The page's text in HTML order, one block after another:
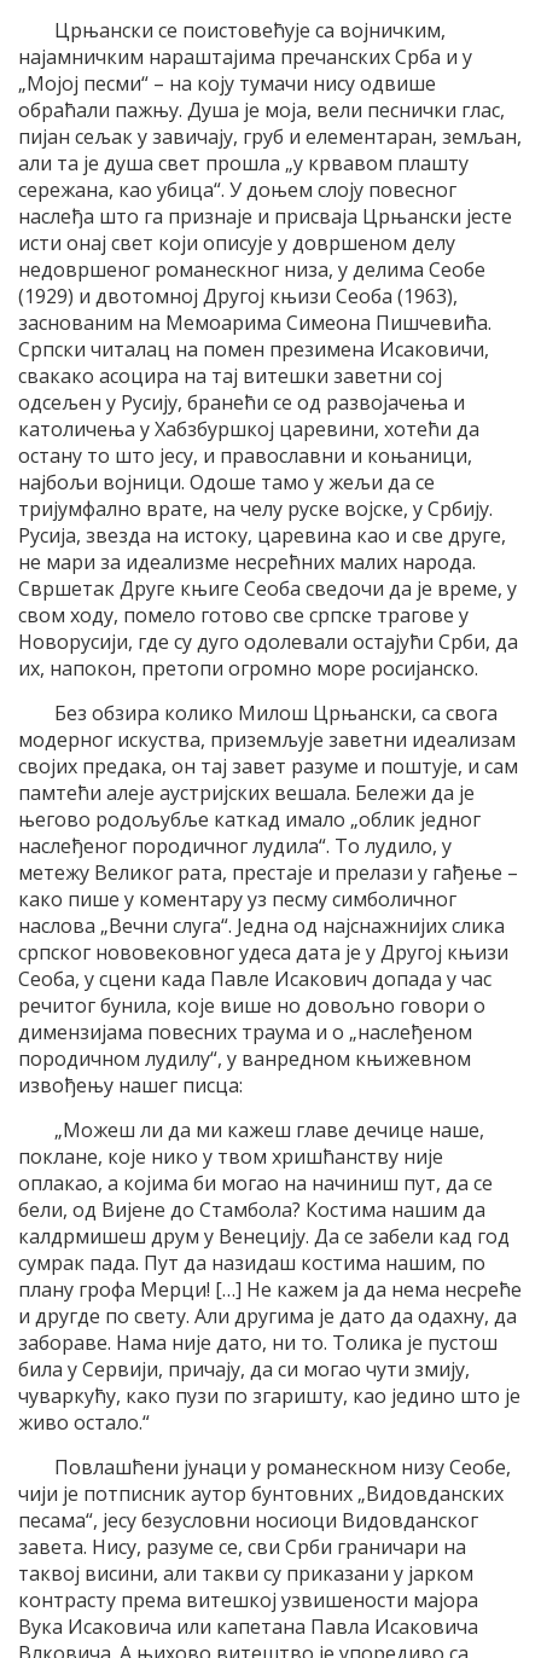
Црњански се поистовећује са војничким,
најамничким нараштајима пречанских Срба и у
„Мојој песми“ – на коју тумачи нису одвише
обраћали пажњу. Душа је моја, вели песнички глас,
пијан сељак у завичају, груб и елементаран, земљан,
али та је душа свет прошла „у крвавом плашту
сережана, као убица“. У доњем слоју повесног
наслеђа што га признаје и присваја Црњански јесте
исти онај свет који описује у довршеном делу
недовршеног романескног низа, у делима Сеобе
(1929) и двотомној Другој књизи Сеоба (1963),
заснованим на Мемоарима Симеона Пишчевића.
Српски читалац на помен презимена Исаковичи,
свакако асоцира на тај витешки заветни сој
одсељен у Русију, бранећи се од развојачења и
католичења у Хабзбуршкој царевини, хотећи да
остану то што јесу, и православни и коњаници,
најбољи војници. Одоше тамо у жељи да се
тријумфално врате, на челу руске војске, у Србију.
Русија, звезда на истоку, царевина као и све друге,
не мари за идеализме несрећних малих народа.
Свршетак Друге књиге Сеоба сведочи да је време, у
свом ходу, помело готово све српске трагове у
Новорусији, где су дуго одолевали остајући Срби, да
их, напокон, претопи огромно море росијанско.
Без обзира колико Милош Црњански, са свога
модерног искуства, приземљује заветни идеализам
својих предака, он тај завет разуме и поштује, и сам
памтећи алеје аустријских вешала. Бележи да је
његово родољубље каткад имало „облик једног
наслеђеног породичног лудила“. То лудило, у
метежу Великог рата, престаје и прелази у гађење –
како пише у коментару уз песму симболичног
наслова „Вечни слуга“. Једна од најснажнијих слика
српског нововековног удеса дата је у Другој књизи
Сеоба, у сцени када Павле Исакович допада у час
речитог бунила, које више но довољно говори о
димензијама повесних траума и о „наслеђеном
породичном лудилу“, у ванредном књижевном
извођењу нашег писца:
„Можеш ли да ми кажеш главе дечице наше,
поклане, које нико у твом хришћанству није
оплакао, а којима би могао на начиниш пут, да се
бели, од Вијене до Стамбола? Костима нашим да
калдрмишеш друм у Венецију. Да се забели кад год
сумрак пада. Пут да назидаш костима нашим, по
плану грофа Мерци! […] Не кажем ја да нема несреће
и другде по свету. Али другима је дато да одахну, да
забораве. Нама није дато, ни то. Толика је пустош
била у Сервији, причају, да си могао чути змију,
чуваркућу, како пузи по згаришту, као једино што је
живо остало.“
Повлашћени јунаци у романескном низу Сеобе,
чији је потписник аутор бунтовних „Видовданских
песама“, јесу безусловни носиоци Видовданског
завета. Нису, разуме се, сви Срби граничари на
таквој висини, али такви су приказани у јарком
контрасту према витешкој узвишености мајора
Вука Исаковича или капетана Павла Исаковича
Влковича. А њихово витештво је упоредиво са